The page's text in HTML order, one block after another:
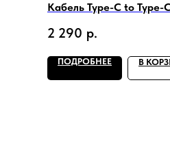
Кабель Type-C to Type-
2 290 р.
ПОДРОБНЕЕ В